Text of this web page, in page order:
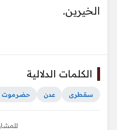
الخيرين.
الكلمات الدلالية
سقطرى عدن حضرموت